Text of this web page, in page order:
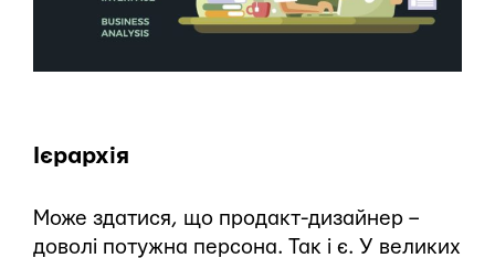
Ієрархія
Може здатися, що продакт-дизайнер –
доволі потужна персона. Так і є. У великих